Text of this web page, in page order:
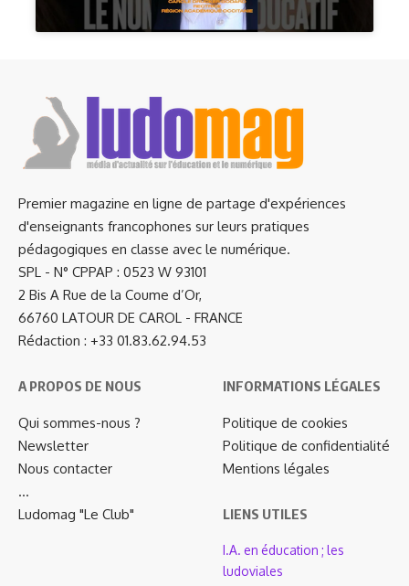
Premier magazine en ligne de partage d'expériences
d'enseignants francophones sur leurs pratiques
pédagogiques en classe avec le numérique.
SPL - N° CPPAP : 0523 W 93101
2 Bis A Rue de la Coume d’Or,
66760 LATOUR DE CAROL - FRANCE
Rédaction : +33 01.83.62.94.53
A PROPOS DE NOUS
Qui sommes-nous ?
Newsletter
Nous contacter
…
Ludomag "Le Club"
INFORMATIONS LÉGALES
Politique de cookies
Politique de confidentialité
Mentions légales
LIENS UTILES
I.A. en éducation ; les
ludoviales